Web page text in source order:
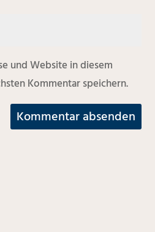
und Website in diesem
Kommentar speichern.